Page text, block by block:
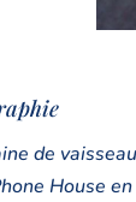
de
House